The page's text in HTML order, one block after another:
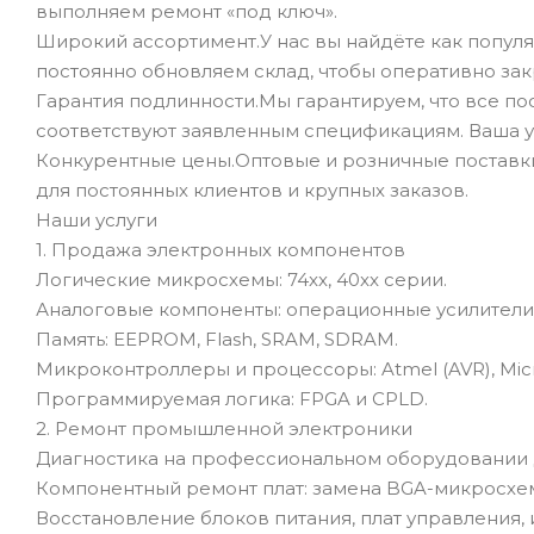
выполняем ремонт «под ключ».
Широкий ассортимент.У нас вы найдёте как
постоянно обновляем склад, чтобы оперативно
Гарантия подлинности.Мы гарантируем, что все
соответствуют заявленным спецификациям. Ваша
Конкурентные цены.Оптовые и розничные
для постоянных клиентов и крупных заказов.
Наши услуги
1. Продажа электронных компонентов
Логические микросхемы: 74xx, 40xx серии.
Аналоговые компоненты: операционные
Память: EEPROM, Flash, SRAM, SDRAM.
Микроконтроллеры и процессоры: Atmel (AVR),
Программируемая логика: FPGA и CPLD.
2. Ремонт промышленной электроники
Диагностика на профессиональном
Компонентный ремонт плат: замена BGA-
Восстановление блоков питания, плат